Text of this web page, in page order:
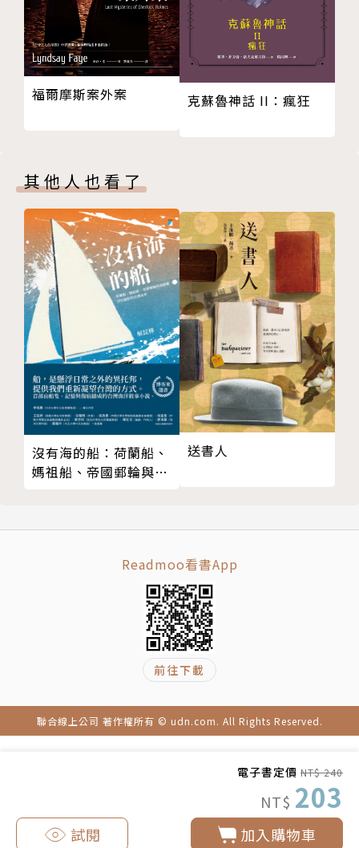
電子書定價 NT$ 240
NT$ 203
加入購物車
試閱
臺北地方異聞工作室 （小波、清翔、長安、瀟湘神）
我們是一群熱愛遊戲、奇幻文學，及臺灣這塊土地的
人，長期耕耘臺灣民俗、歷史與妖怪議題。過去三年
作；《唯妖論：臺灣神怪本事》是收錄了臺灣妖怪資料
的圖鑑，同時也體現我們的妖怪學理念；《尋妖誌》則
是藉著實際走訪神怪傳說的發生地，使地方與臺灣神怪
間的關係能讓更多人知曉。
這次推出的《說妖》系列，我們打算更進一步地探討臺
灣妖怪在現代的處境，並試圖將新興的鬼故事、都市傳
說、校園怪談也納入同一體系之下。這當然不是區區一
項作品就能達成的，我們對於《說妖》有著一系列規
劃，其中包括了小說與桌遊等等。
我們希望能讓大家更熟悉臺灣妖怪傳說，並一同思考臺
灣妖怪在現代的意義。
福爾摩斯案外案 克蘇魯神話 II：瘋狂
其他人也看了
沒有海的船：荷蘭船、
媽祖船、帝國郵輪與捕
送書人
Readmoo看書App
前往下載
聯合線上公司 著作權所有 © udn.com. All Rights Reserved.